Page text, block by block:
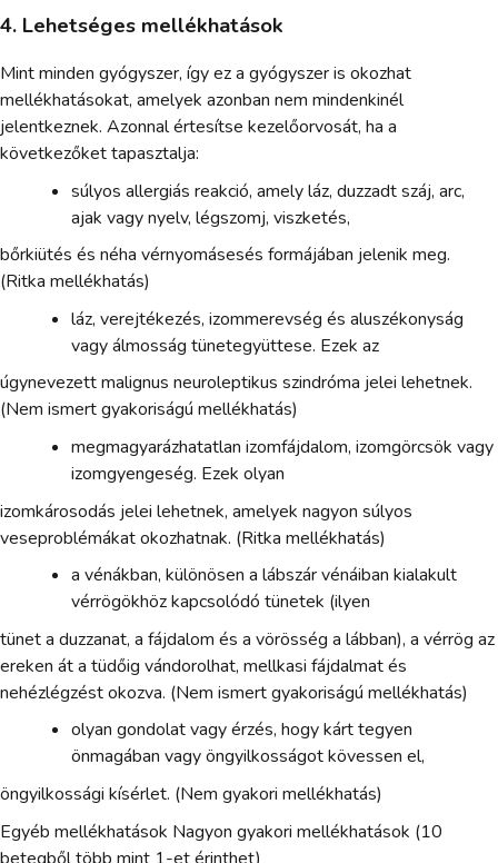
4. Lehetséges mellékhatások
Mint minden gyógyszer, így ez a gyógyszer is okozhat
mellékhatásokat, amelyek azonban nem mindenkinél
jelentkeznek. Azonnal értesítse kezelőorvosát, ha a
következőket tapasztalja:
súlyos allergiás reakció, amely láz, duzzadt száj, arc,
ajak vagy nyelv, légszomj, viszketés,
bőrkiütés és néha vérnyomásesés formájában jelenik meg.
(Ritka mellékhatás)
láz, verejtékezés, izommerevség és aluszékonyság
vagy álmosság tünetegyüttese. Ezek az
úgynevezett malignus neuroleptikus szindróma jelei lehetnek.
(Nem ismert gyakoriságú mellékhatás)
megmagyarázhatatlan izomfájdalom, izomgörcsök vagy
izomgyengeség. Ezek olyan
izomkárosodás jelei lehetnek, amelyek nagyon súlyos
veseproblémákat okozhatnak. (Ritka mellékhatás)
a vénákban, különösen a lábszár vénáiban kialakult
vérrögökhöz kapcsolódó tünetek (ilyen
tünet a duzzanat, a fájdalom és a vörösség a lábban), a vérrög az
ereken át a tüdőig vándorolhat, mellkasi fájdalmat és
nehézlégzést okozva. (Nem ismert gyakoriságú mellékhatás)
olyan gondolat vagy érzés, hogy kárt tegyen
önmagában vagy öngyilkosságot kövessen el,
öngyilkossági kísérlet. (Nem gyakori mellékhatás)
Egyéb mellékhatások Nagyon gyakori mellékhatások (10
betegből több mint 1-et érinthet)